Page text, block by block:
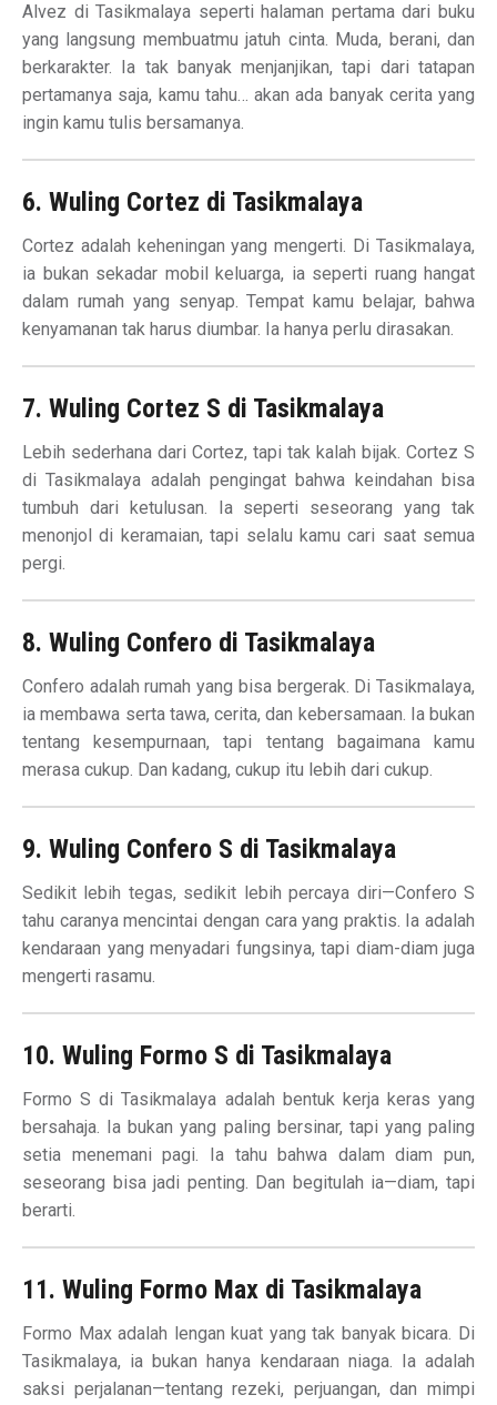
Alvez di Tasikmalaya seperti halaman pertama dari buku
yang langsung membuatmu jatuh cinta. Muda, berani, dan
berkarakter. Ia tak banyak menjanjikan, tapi dari tatapan
pertamanya saja, kamu tahu… akan ada banyak cerita yang
ingin kamu tulis bersamanya.
6. Wuling Cortez di Tasikmalaya
Cortez adalah keheningan yang mengerti. Di Tasikmalaya,
ia bukan sekadar mobil keluarga, ia seperti ruang hangat
dalam rumah yang senyap. Tempat kamu belajar, bahwa
kenyamanan tak harus diumbar. Ia hanya perlu dirasakan.
7. Wuling Cortez S di Tasikmalaya
Lebih sederhana dari Cortez, tapi tak kalah bijak. Cortez S
di Tasikmalaya adalah pengingat bahwa keindahan bisa
tumbuh dari ketulusan. Ia seperti seseorang yang tak
menonjol di keramaian, tapi selalu kamu cari saat semua
pergi.
8. Wuling Confero di Tasikmalaya
Confero adalah rumah yang bisa bergerak. Di Tasikmalaya,
ia membawa serta tawa, cerita, dan kebersamaan. Ia bukan
tentang kesempurnaan, tapi tentang bagaimana kamu
merasa cukup. Dan kadang, cukup itu lebih dari cukup.
9. Wuling Confero S di Tasikmalaya
Sedikit lebih tegas, sedikit lebih percaya diri—Confero S
tahu caranya mencintai dengan cara yang praktis. Ia adalah
kendaraan yang menyadari fungsinya, tapi diam-diam juga
mengerti rasamu.
10. Wuling Formo S di Tasikmalaya
Formo S di Tasikmalaya adalah bentuk kerja keras yang
bersahaja. Ia bukan yang paling bersinar, tapi yang paling
setia menemani pagi. Ia tahu bahwa dalam diam pun,
seseorang bisa jadi penting. Dan begitulah ia—diam, tapi
berarti.
11. Wuling Formo Max di Tasikmalaya
Formo Max adalah lengan kuat yang tak banyak bicara. Di
Tasikmalaya, ia bukan hanya kendaraan niaga. Ia adalah
saksi perjalanan—tentang rezeki, perjuangan, dan mimpi